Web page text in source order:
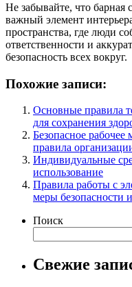
Не забывайте, что барная
важный элемент
пространства, где люди
ответственности и
безопасность всех вокруг.
Похожие записи:
Основные правила
для сохранения
Безопасное рабочее
правила
Индивидуальные
использование
Правила работы с
меры безопасности
Поиск
Свежие